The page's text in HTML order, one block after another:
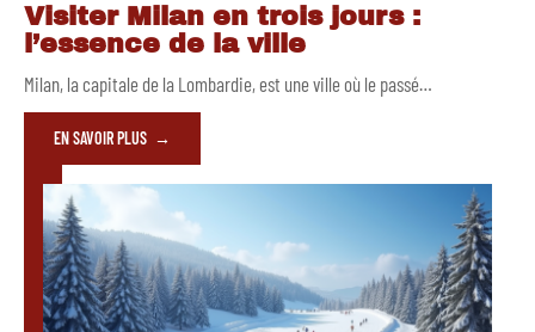
Visiter Milan en trois jours :
l’essence de la ville
Milan, la capitale de la Lombardie, est une ville où le passé…
EN SAVOIR PLUS